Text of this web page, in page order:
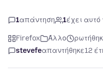
1απάντηση 1έχει
Firefox Άλλο
stevefeαπαντήθηκε12